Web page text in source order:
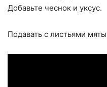
Добавьте чеснок и уксус.
Подавать с листьями